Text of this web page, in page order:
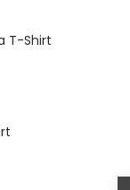
T-Shirt